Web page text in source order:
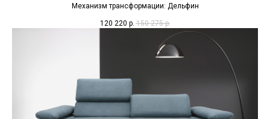
Механизм трансформации: Дельфин
120 220 р. 150 275 р.